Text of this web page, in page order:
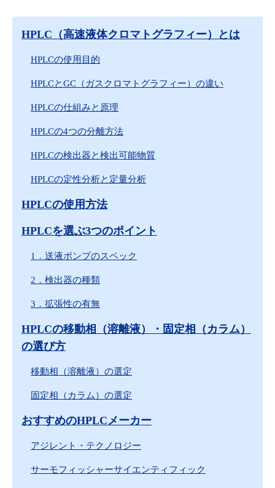
HPLC（高速液体クロマトグラフィー）とは
HPLCの使用目的
HPLCとGC（ガスクロマトグラフィー）の違い
HPLCの仕組みと原理
HPLCの4つの分離方法
HPLCの検出器と検出可能物質
HPLCの定性分析と定量分析
HPLCの使用方法
HPLCを選ぶ3つのポイント
1．送液ポンプのスペック
2．検出器の種類
3．拡張性の有無
HPLCの移動相（溶離液）・固定相（カラム）
の選び方
移動相（溶離液）の選定
固定相（カラム）の選定
おすすめのHPLCメーカー
アジレント・テクノロジー
サーモフィッシャーサイエンティフィック